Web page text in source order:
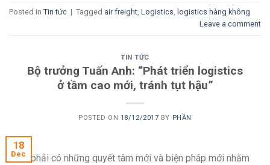
Posted in Tin tức | Tagged air freight Logistics
logistics hàng không
Leave a comment
TIN TỨC
Bộ trưởng Tuấn Anh: “Phát triển logistics
ở tầm cao mới, tránh tụt hậu”
POSTED ON 18/12/2017 BY PHẦN
18
Dec
“Cần phải có những quyết tâm mới và biện pháp mới nhằm